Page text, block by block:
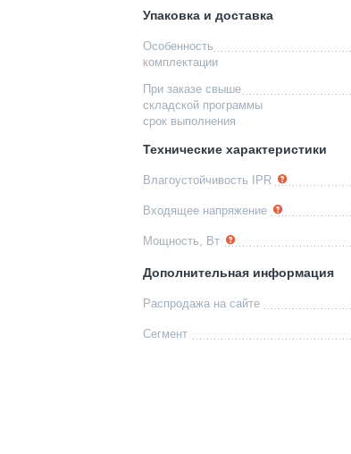
Упаковка и доставка
Особенность
комплектации
При заказе свыше
складской программы
срок выполнения
Технические характеристики
Влагоустойчивость IPR
Входящее напряжение
Мощность, Вт
Дополнительная информация
Распродажа на сайте
Сегмент